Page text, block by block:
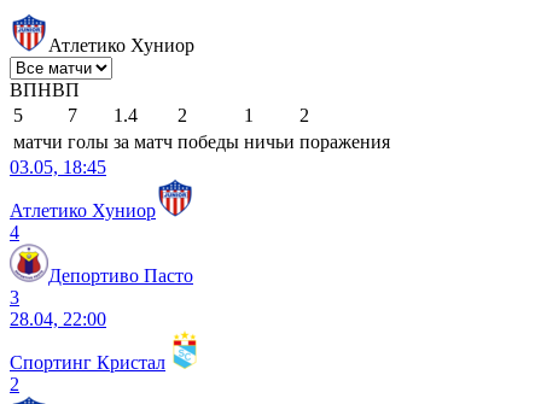
Атлетико Хуниор
ВПНВП
5
7 1.4 2 1
2
матчи голы за матч победы ничьи поражения
03.05, 18:45
Атлетико Хуниор
4
Депортиво Пасто
3
28.04, 22:00
Спортинг Кристал
2